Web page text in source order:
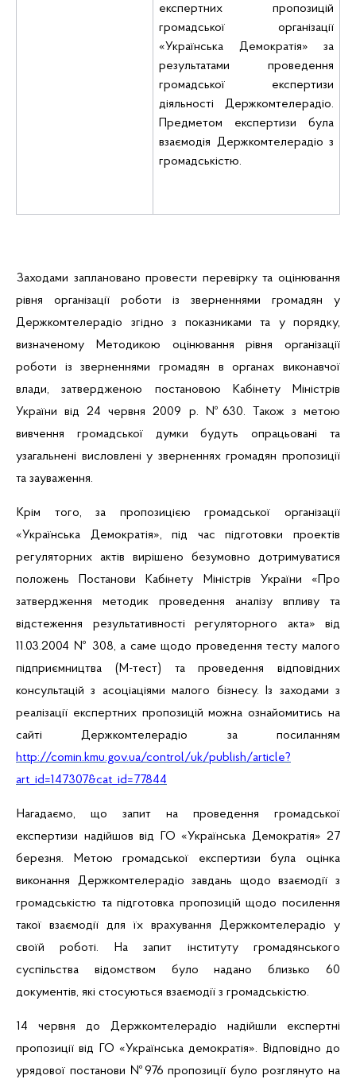
експертних пропозицій
громадської організації
«Українська Демократія» за
результатами проведення
громадської експертизи
діяльності Держкомтелерадіо.
Предметом експертизи була
взаємодія Держкомтелерадіо з
громадськістю.
Заходами заплановано провести перевірку та оцінювання
рівня організації роботи із зверненнями громадян у
Держкомтелерадіо згідно з показниками та у порядку,
визначеному
Методикою оцінювання рівня організації
роботи із зверненнями громадян в органах виконавчої
влади, затвердженою постановою Кабінету Міністрів
України від 24 червня 2009 р. №630. Також з метою
вивчення громадської думки будуть опрацьовані та
узагальнені висловлені у зверненнях громадян пропозиції
та зауваження.
Крім того, за пропозицією громадської організації
«Українська Демократія», під час підготовки проектів
регуляторних актів вирішено безумовно дотримуватися
положень Постанови Кабінету Міністрів України «Про
затвердження методик проведення аналізу впливу та
відстеження результативності регуляторного акта» від
11.03.2004 № 308, а саме щодо проведення тесту малого
підприємництва (М-тест) та
проведення відповідних
консультацій з асоціаціями малого бізнесу. Із заходами з
реалізації експертних пропозицій можна ознайомитись на
сайті Держкомтелерадіо за посиланням
http://comin.kmu.gov.ua/control/uk/publish/article?
art_id=147307&cat_id=77844
Нагадаємо, що запит на проведення громадської
експертизи надійшов від ГО «Українська Демократія» 27
березня.
Метою громадської експертизи була
оцінка
виконання Держкомтелерадіо завдань щодо взаємодії з
громадськістю та підготовка пропозицій щодо посилення
такої взаємодії для їх врахування Держкомтелерадіо у
своїй роботі. На запит інституту громадянського
суспільства відомством було надано близько 60
документів, які стосуються взаємодії з громадськістю.
14 червня до Держкомтелерадіо надійшли експертні
пропозиції від ГО «Українська демократія». Відповідно до
урядової постанови №976 пропозиції було розглянуто на